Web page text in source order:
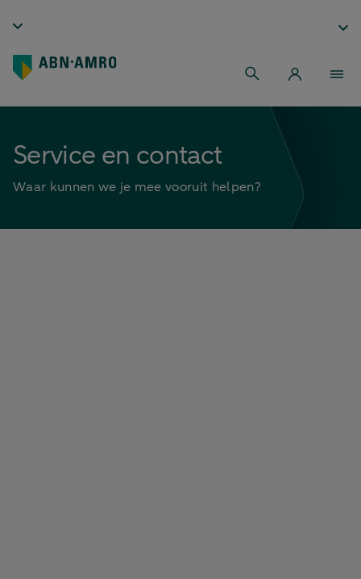
Service en contact
Waar kunnen we je mee vooruit helpen?